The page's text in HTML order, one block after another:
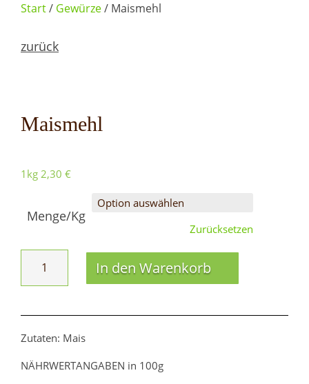
Start/ Gewürze/ Maismehl
zurück
Maismehl
1kg 2,30 €
Menge/Kg
Zurücksetzen
Maismehl
In den Warenkorb
Zutaten: Mais
NÄHRWERTANGABEN in 100g